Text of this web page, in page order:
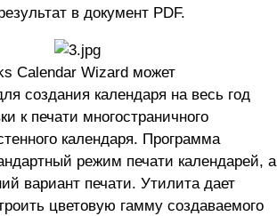
в документ PDF.
Calendar Wizard может
создания календаря на весь год
к печати многостраничного
календаря. Программа
режим печати календарей, а
вариант печати. Утилита дает
цветовую гамму создаваемого